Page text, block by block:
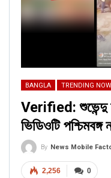
BANGLA TRENDING NOW
Verified: শুভেন্দু
ভিডিওটি পশ্চিমবঙ্গ
By News Mobile Factcheck
0
2,256